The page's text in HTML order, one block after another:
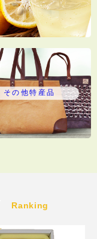
その他特産品
Ranking